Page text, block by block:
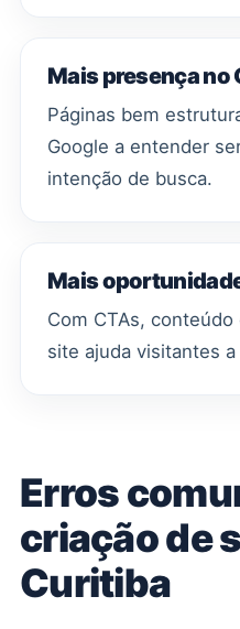
Mais presença no
Páginas bem
Google a entender
intenção de busca.
Mais
Com CTAs, conteúdo
site ajuda visitantes
Erros
criação de
Curitiba